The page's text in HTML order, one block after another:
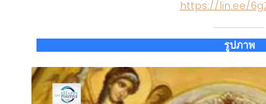
https://lin.ee/
รูปภาพ